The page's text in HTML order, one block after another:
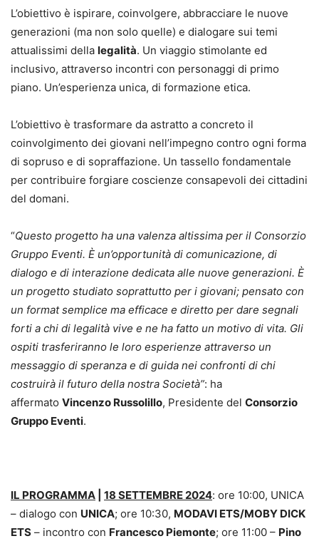
L’obiettivo è ispirare, coinvolgere, abbracciare le nuove
generazioni (ma non solo quelle) e dialogare sui temi
attualissimi della legalità. Un viaggio stimolante ed
inclusivo, attraverso incontri con personaggi di primo
piano. Un’esperienza unica, di formazione etica.
L’obiettivo è trasformare da astratto a concreto il
coinvolgimento dei giovani nell’impegno contro ogni forma
di sopruso e di sopraffazione. Un tassello fondamentale
per contribuire forgiare coscienze consapevoli dei cittadini
del domani.
“Questo progetto ha una valenza altissima per il Consorzio
Gruppo Eventi. È un’opportunità di comunicazione, di
dialogo e di interazione dedicata alle nuove generazioni. È
un progetto studiato soprattutto per i giovani; pensato con
un format semplice ma efficace e diretto per dare segnali
forti a chi di legalità vive e ne ha fatto un motivo di vita. Gli
ospiti trasferiranno le loro esperienze attraverso un
messaggio di speranza e di guida nei confronti di chi
costruirà il futuro della nostra Società”: ha
affermato Vincenzo Russolillo, Presidente del Consorzio
Gruppo Eventi.
IL PROGRAMMA 18 SETTEMBRE 2024: ore 10:00, UNICA
– dialogo con UNICA; ore 10:30, MODAVI ETS/MOBY DICK
ETS – incontro con Francesco Piemonte; ore 11:00 – Pino